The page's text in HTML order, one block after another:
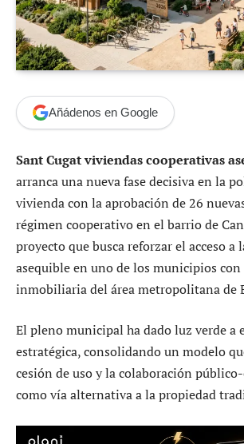
Añádenos en Google
Sant Cugat viviendas cooperativas
arranca una nueva fase decisiva en la
vivienda con la aprobación de 26
régimen cooperativo en el barrio de
proyecto que busca reforzar el acceso a
asequible en uno de los municipios
inmobiliaria del área metropolitana de
El pleno municipal ha dado luz verde a
estratégica, consolidando un modelo
cesión de uso y la colaboración
como vía alternativa a la propiedad